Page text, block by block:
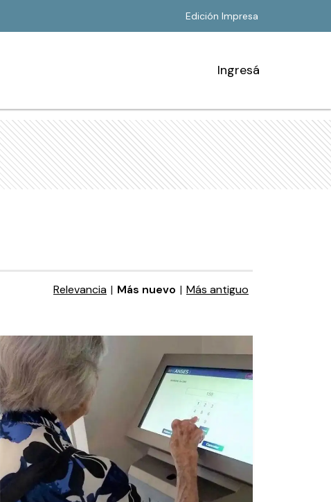
Edición Impresa
Ingresá
Relevancia | Más nuevo | Más antiguo